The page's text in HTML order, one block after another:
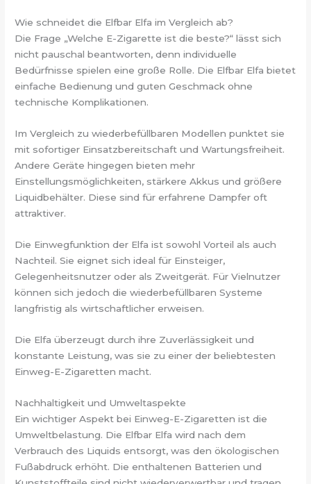
Wie schneidet die Elfbar Elfa im Vergleich ab?
Die Frage „Welche E-Zigarette ist die beste?“ lässt sich
nicht pauschal beantworten, denn individuelle
Bedürfnisse spielen eine große Rolle. Die Elfbar Elfa bietet
einfache Bedienung und guten Geschmack ohne
technische Komplikationen.
Im Vergleich zu wiederbefüllbaren Modellen punktet sie
mit sofortiger Einsatzbereitschaft und Wartungsfreiheit.
Andere Geräte hingegen bieten mehr
Einstellungsmöglichkeiten, stärkere Akkus und größere
Liquidbehälter. Diese sind für erfahrene Dampfer oft
attraktiver.
Die Einwegfunktion der Elfa ist sowohl Vorteil als auch
Nachteil. Sie eignet sich ideal für Einsteiger,
Gelegenheitsnutzer oder als Zweitgerät. Für Vielnutzer
können sich jedoch die wiederbefüllbaren Systeme
langfristig als wirtschaftlicher erweisen.
Die Elfa überzeugt durch ihre Zuverlässigkeit und
konstante Leistung, was sie zu einer der beliebtesten
Einweg-E-Zigaretten macht.
Nachhaltigkeit und Umweltaspekte
Ein wichtiger Aspekt bei Einweg-E-Zigaretten ist die
Umweltbelastung. Die Elfbar Elfa wird nach dem
Verbrauch des Liquids entsorgt, was den ökologischen
Fußabdruck erhöht. Die enthaltenen Batterien und